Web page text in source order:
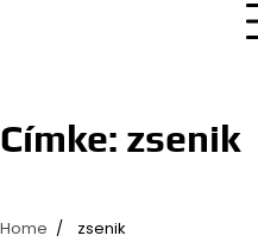
Címke: zsenik
Home zsenik